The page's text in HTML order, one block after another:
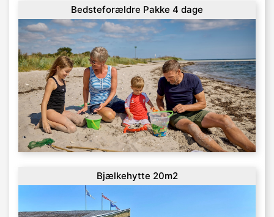
Bedsteforældre Pakke 4 dage
Bjælkehytte 20m2